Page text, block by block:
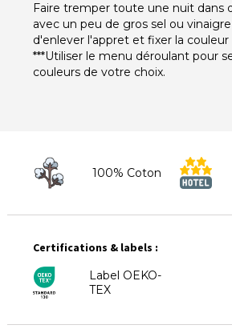
Faire tremper toute une nuit dans
avec un peu de gros sel ou
d'enlever l'appret et fixer la couleur
***Utiliser le menu déroulant pour
couleurs de votre choix.
100% Coton
Certifications & labels :
Label OEKO-
TEX